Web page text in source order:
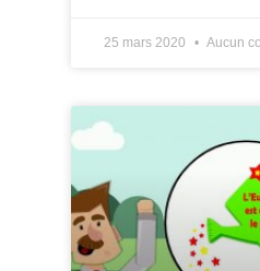
25 mars 2020 Aucun